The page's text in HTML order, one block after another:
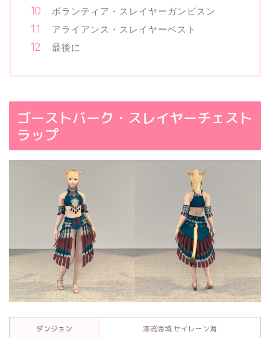
ボランティア・スレイヤーガンビスン
アライアンス・スレイヤーベスト
最後に
ゴーストバーク・スレイヤーチェスト
ラップ
ダンジョン 漂流海域 セイレーン海